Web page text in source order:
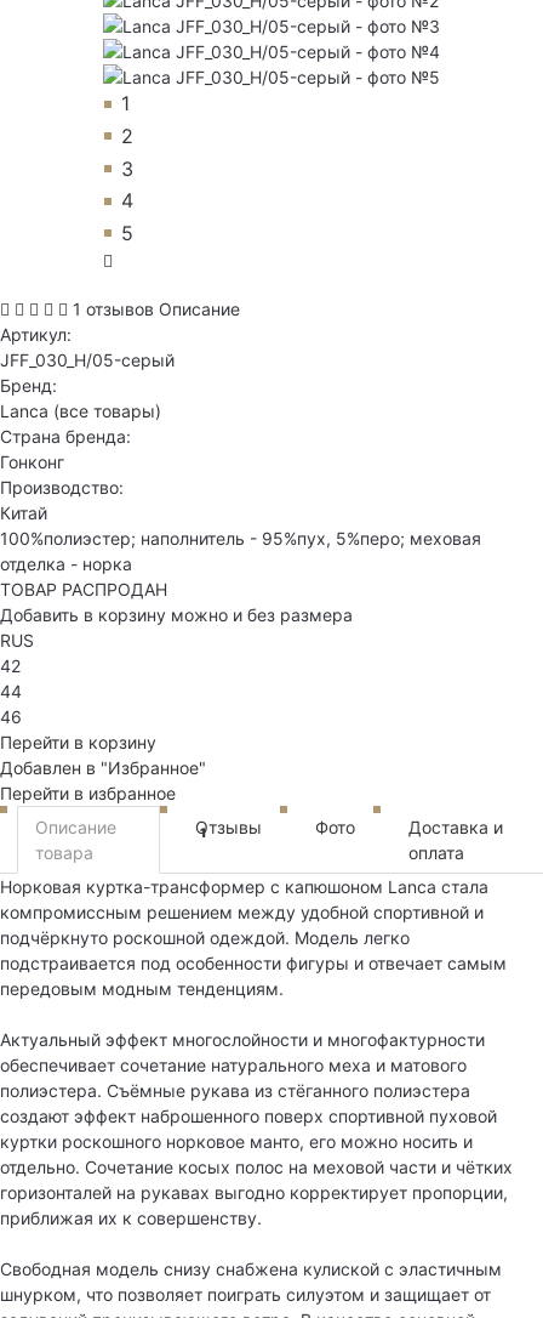
1
2
3
4
5
1 отзывов Описание
Артикул:
JFF_030_H/05-серый
Бренд:
Lanca (все товары)
Страна бренда:
Гонконг
Производство:
Китай
100%полиэстер; наполнитель - 95%пух, 5%перо; меховая
отделка - норка
ТОВАР РАСПРОДАН
Добавить в корзину можно и без размера
RUS
42
44
46
Перейти в корзину
Добавлен в "Избранное"
Перейти в избранное
Описание
товара
Отзывы
1 Фото
Доставка и
оплата
Норковая куртка-трансформер с капюшоном Lanca стала
компромиссным решением между удобной спортивной и
подчёркнуто роскошной одеждой. Модель легко
подстраивается под особенности фигуры и отвечает самым
передовым модным тенденциям.
Актуальный эффект многослойности и многофактурности
обеспечивает сочетание натурального меха и матового
полиэстера. Съёмные рукава из стёганного полиэстера
создают эффект наброшенного поверх спортивной пуховой
куртки роскошного норковое манто, его можно носить и
отдельно. Сочетание косых полос на меховой части и чётких
горизонталей на рукавах выгодно корректирует пропорции,
приближая их к совершенству.
Свободная модель снизу снабжена кулиской с эластичным
шнурком, что позволяет поиграть силуэтом и защищает от